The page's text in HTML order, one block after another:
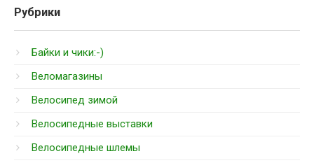
Рубрики
Байки и чики:-)
Веломагазины
Велосипед зимой
Велосипедные выставки
Велосипедные шлемы